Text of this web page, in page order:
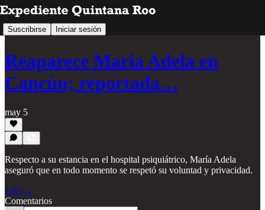
Suscribirse Iniciar sesión
Reaparece María Adela en
Cancún; reportada…
may 5
Respecto a su estancia en el hospital psiquiátrico, María Adela
aseguró que en todo momento se respetó su voluntad y privacidad.
Leer →
Comentarios